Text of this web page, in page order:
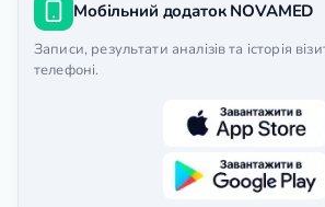
Мобільний додаток NOVAMED
Записи, результати аналізів та історія
телефоні.